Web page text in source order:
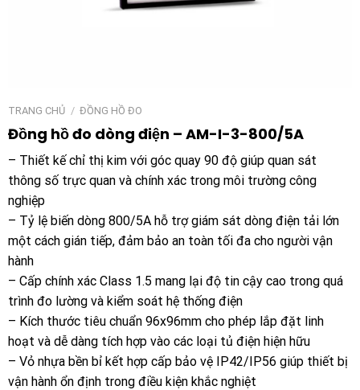
TRANG CHỦ / ĐỒNG HỒ ĐO
Đồng hồ đo dòng điện – AM-I-3-800/5A
– Thiết kế chỉ thị kim với góc quay 90 độ giúp quan sát
thông số trực quan và chính xác trong môi trường công
nghiệp
– Tỷ lệ biến dòng 800/5A hỗ trợ giám sát dòng điện tải lớn
một cách gián tiếp, đảm bảo an toàn tối đa cho người vận
hành
– Cấp chính xác Class 1.5 mang lại độ tin cậy cao trong quá
trình đo lường và kiểm soát hệ thống điện
– Kích thước tiêu chuẩn 96x96mm cho phép lắp đặt linh
hoạt và dễ dàng tích hợp vào các loại tủ điện hiện hữu
– Vỏ nhựa bền bỉ kết hợp cấp bảo vệ IP42/IP56 giúp thiết bị
vận hành ổn định trong điều kiện khắc nghiệt